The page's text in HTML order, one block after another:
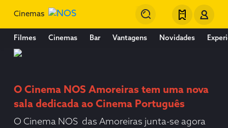
Cinemas
Filmes Cinemas Bar Vantagens Novidades
O Cinema NOS Amoreiras tem uma nova
sala dedicada ao Cinema Português
O Cinema NOS das Amoreiras junta-se agora